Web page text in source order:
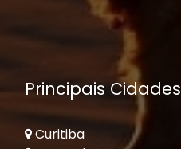
Principais Cidades
Curitiba